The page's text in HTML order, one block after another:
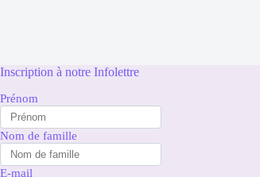
Inscription à notre Infolettre
Prénom
Nom de famille
E-mail